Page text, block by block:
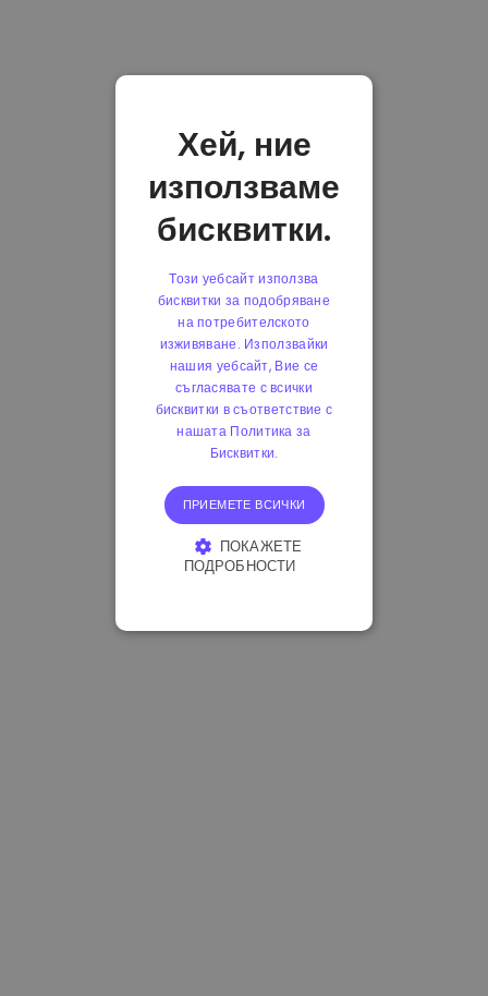
Хей, ние
използваме
бисквитки.
Този уебсайт използва
бисквитки за подобряване
на потребителското
изживяване. Използвайки
нашия уебсайт, Вие се
съгласявате с всички
бисквитки в съответствие с
нашата Политика за
Бисквитки.
ПРИЕМЕТЕ ВСИЧКИ
ПОКАЖЕТЕ
ПОДРОБНОСТИ